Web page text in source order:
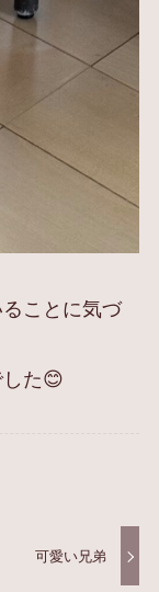
ことに気づ
た😊
可愛い兄弟